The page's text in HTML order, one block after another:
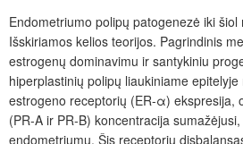
Endometriumo polipų patogenezė iki šiol
Išskiriamos kelios teorijos. Pagrindinis
estrogenų dominavimu ir santykiniu
hiperplastinių polipų liaukiniame
estrogeno receptorių (ER-α) ekspresija,
(PR-A ir PR-B) koncentracija
endometriumu. Šis receptorių